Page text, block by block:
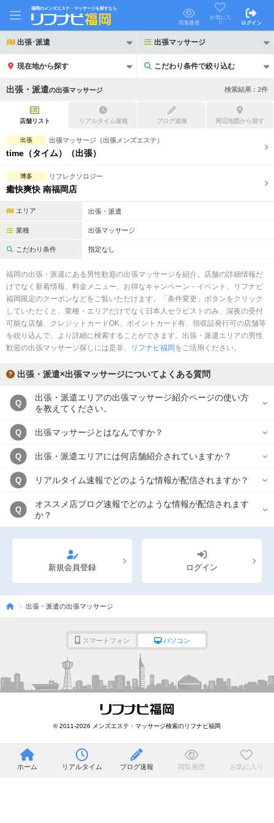
福岡のメンズエステ・マッサージを探すなら
閲覧履歴
お気に入
り
ログイン
出張･派遣 出張マッサージ
現在地から探す こだわり条件で絞り込む
こだわり条件で絞り込む
21時以降も受付
初回割引あり
団体割引
キャッシュレス決済OK
2名様歓迎
完全個室 半個室あり
ペアルームあり シャワー室完備
フットバスあり 岩盤浴あり
専用駐車場あり 有資格者在籍
日本人スタッフのみ 女性スタッフのみ
スタッフ指名可 Ｗセラピスト
こだわり条件を変更
閉じる
出張・派遣の出張マッサージ 検索結果 : 2件
店舗リスト リアルタイム速報 ブログ速報 周辺地図から探す
出張 出張マッサージ（出張メンズエステ）
time（タイム）（出張）
博多 リフレクソロジー
癒快爽快 南福岡店
エリア 出張・派遣
業種 出張マッサージ
こだわり条件 指定なし
福岡の出張・派遣にある男性歓迎の出張マッサージを紹介。店舗の詳細情報だ
けでなく新着情報、料金メニュー、お得なキャンペーン・イベント、リフナビ
福岡限定のクーポンなどをご覧いただけます。「条件変更」ボタンをクリック
していただくと、業種・エリアだけでなく日本人セラピストのみ、深夜の受付
可能な店舗、クレジットカードOK、ポイントカード有、領収証発行可の店舗等
を絞り込んで、より詳細に検索することができます。出張・派遣エリアの男性
歓迎の出張マッサージ探しには是非、
リフナビ福岡 をご活用ください。
出張・派遣×出張マッサージについてよくある質問
Q
出張・派遣エリアの出張マッサージ紹介ページの使い方
を教えてください。
Q 出張マッサージとはなんですか？
Q 出張・派遣エリアには何店舗紹介されていますか？
Q リアルタイム速報でどのような情報が配信されますか？
Q
オススメ店ブログ速報でどのような情報が配信されます
か？
新規会員登録 ログイン
出張・派遣の出張マッサージ
スマートフォン パソコン
© 2011-2026 メンズエステ・マッサージ検索のリフナビ福岡
ホーム リアルタイム ブログ速報 閲覧履歴 お気に入り